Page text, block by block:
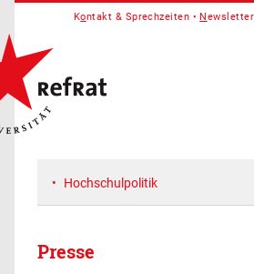
Kontakt & Sprechzeiten Newsletter
Hochschulpolitik
Presse